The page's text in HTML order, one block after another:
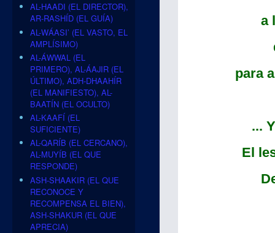
a
para
...
El
AL-HAADI (EL DIRECTOR),
AR-RASHÍD (EL GUÍA)
AL-WÁASI’ (EL VASTO, EL
AMPLÍSIMO)
AL-ÁWWAL (EL
PRIMERO), AL-ÁAJIR (EL
ÚLTIMO), ADH-DHAAHÍR
(EL MANIFIESTO), AL-
BAATÍN (EL OCULTO)
AL-KAAFÍ (EL
SUFICIENTE)
AL-QARÍB (EL CERCANO),
AL-MUYÍB (EL QUE
RESPONDE)
ASH-SHAAKIR (EL QUE
RECONOCE Y
RECOMPENSA EL BIEN),
ASH-SHAKUR (EL QUE
APRECIA)